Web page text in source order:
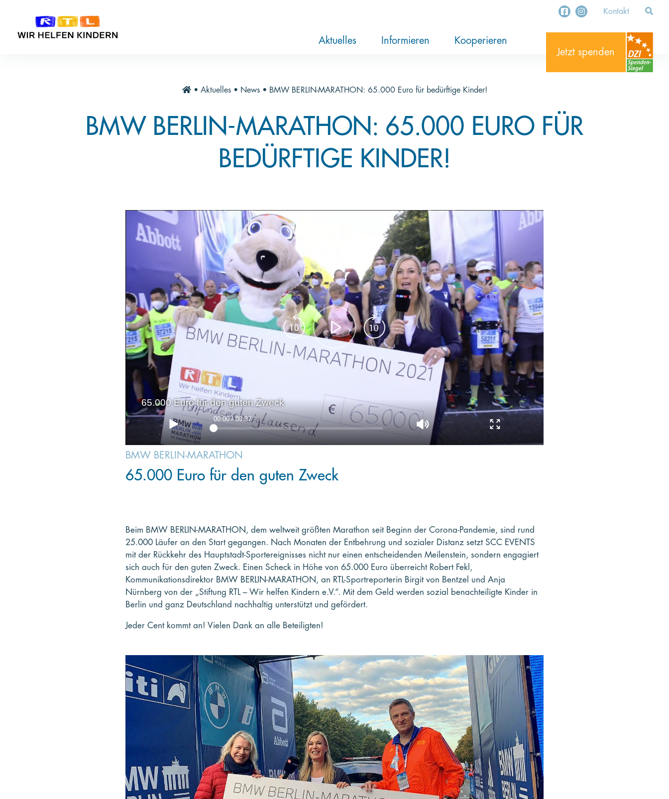
Aktuelles
Informieren
Kooperieren
Kontakt
Jetzt spenden
• Aktuelles• News• BMW BERLIN-MARATHON: 65.000 Euro für bedürftige Kinder!
BMW BERLIN-MARATHON: 65.000 EURO FÜR
BEDÜRFTIGE KINDER!
65.000 Euro für den guten Zweck
00:00 / 00:37
BMW BERLIN-MARATHON
65.000 Euro für den guten Zweck
Beim BMW BERLIN-MARATHON, dem weltweit größten Marathon seit Beginn der Corona-Pandemie, sind rund
25.000 Läufer an den Start gegangen. Nach Monaten der Entbehrung und sozialer Distanz setzt SCC EVENTS
mit der Rückkehr des Hauptstadt-Sportereignisses nicht nur einen entscheidenden Meilenstein, sondern engagiert
sich auch für den guten Zweck. Einen Scheck in Höhe von 65.000 Euro überreicht Robert Fekl,
Kommunikationsdirektor BMW BERLIN-MARATHON, an RTL-Sportreporterin Birgit von Bentzel und Anja
Nürnberg von der „Stiftung RTL – Wir helfen Kindern e.V.“. Mit dem Geld werden sozial benachteiligte Kinder in
Berlin und ganz Deutschland nachhaltig unterstützt und gefördert.
Jeder Cent kommt an! Vielen Dank an alle Beteiligten!